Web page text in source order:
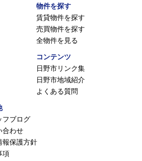
物件を探す
賃貸物件を探す
売買物件を探す
全物件を見る
コンテンツ
日野市リンク集
日野市地域紹介
よくある質問
フブログ
合わせ
報保護方針
項